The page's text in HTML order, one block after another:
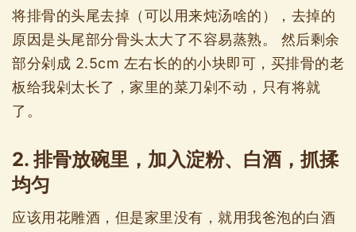
将排骨的头尾去掉（可以用来炖汤啥的），去掉的
原因是头尾部分骨头太大了不容易蒸熟。 然后剩余
部分剁成 2.5cm 左右长的的小块即可，买排骨的老
板给我剁太长了，家里的菜刀剁不动，只有将就
了。
2. 排骨放碗里，加入淀粉、白酒，抓揉
均匀
应该用花雕酒，但是家里没有，就用我爸泡的白酒